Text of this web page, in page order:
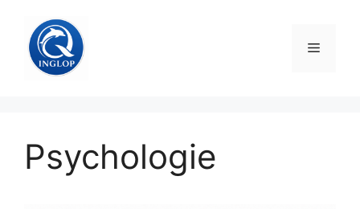
Inhalt
springen
Menü
Psychologie